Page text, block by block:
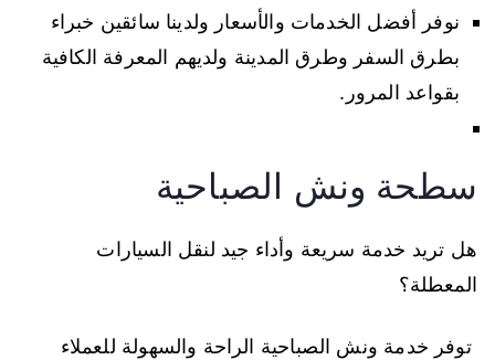
نوفر أفضل الخدمات والأسعار ولدينا سائقين خبراء
بطرق السفر وطرق المدينة ولديهم المعرفة الكافية
بقواعد المرور.
سطحة ونش الصباحية
هل تريد خدمة سريعة وأداء جيد لنقل السيارات
المعطلة؟
توفر خدمة ونش الصباحية الراحة والسهولة للعملاء